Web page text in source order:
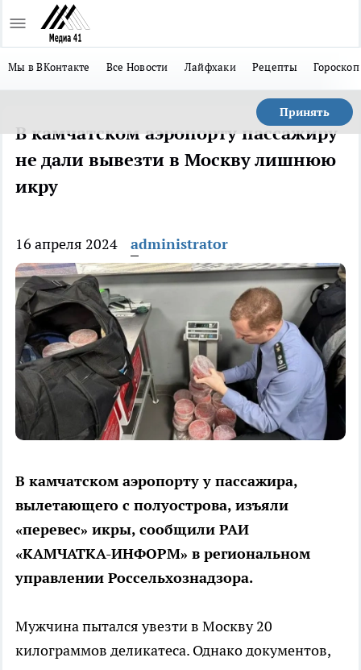
Мы в ВКонтакте Все Новости Лайфхаки Рецепты Гороскоп
Принять
В камчатском аэропорту пассажиру
не дали вывезти в Москву лишнюю
икру
16 апреля 2024 administrator
В камчатском аэропорту у пассажира,
вылетающего с полуострова, изъяли
«перевес» икры, сообщили РАИ
«КАМЧАТКА-ИНФОРМ» в региональном
управлении Россельхознадзора.
Мужчина пытался увезти в Москву 20
килограммов деликатеса. Однако документов,